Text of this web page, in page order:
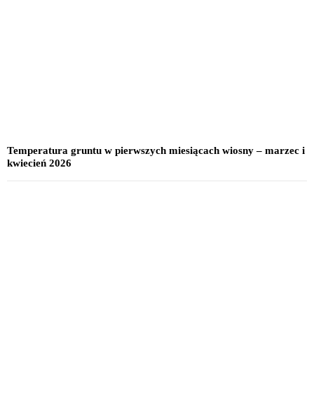
Temperatura gruntu w pierwszych miesiącach wiosny – marzec i
kwiecień 2026